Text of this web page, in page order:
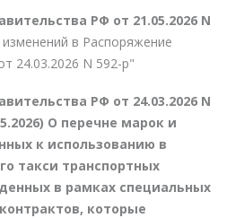
РФ от 21.05.2026 N
в Распоряжение
24.03.2026 N 592-р"
РФ от 24.03.2026 N
О перечне марок и
к использованию в
такси транспортных
в рамках специальных
которые